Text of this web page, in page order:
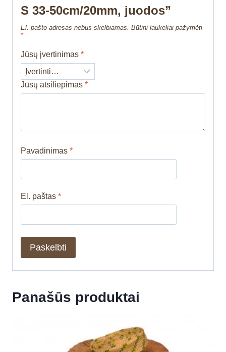
S 33-50cm/20mm, juodos”
El. pašto adresas nebus skelbiamas. Būtini laukeliai pažymėti
*
Jūsų įvertinimas *
Jūsų atsiliepimas *
Pavadinimas *
El. paštas *
Panašūs produktai